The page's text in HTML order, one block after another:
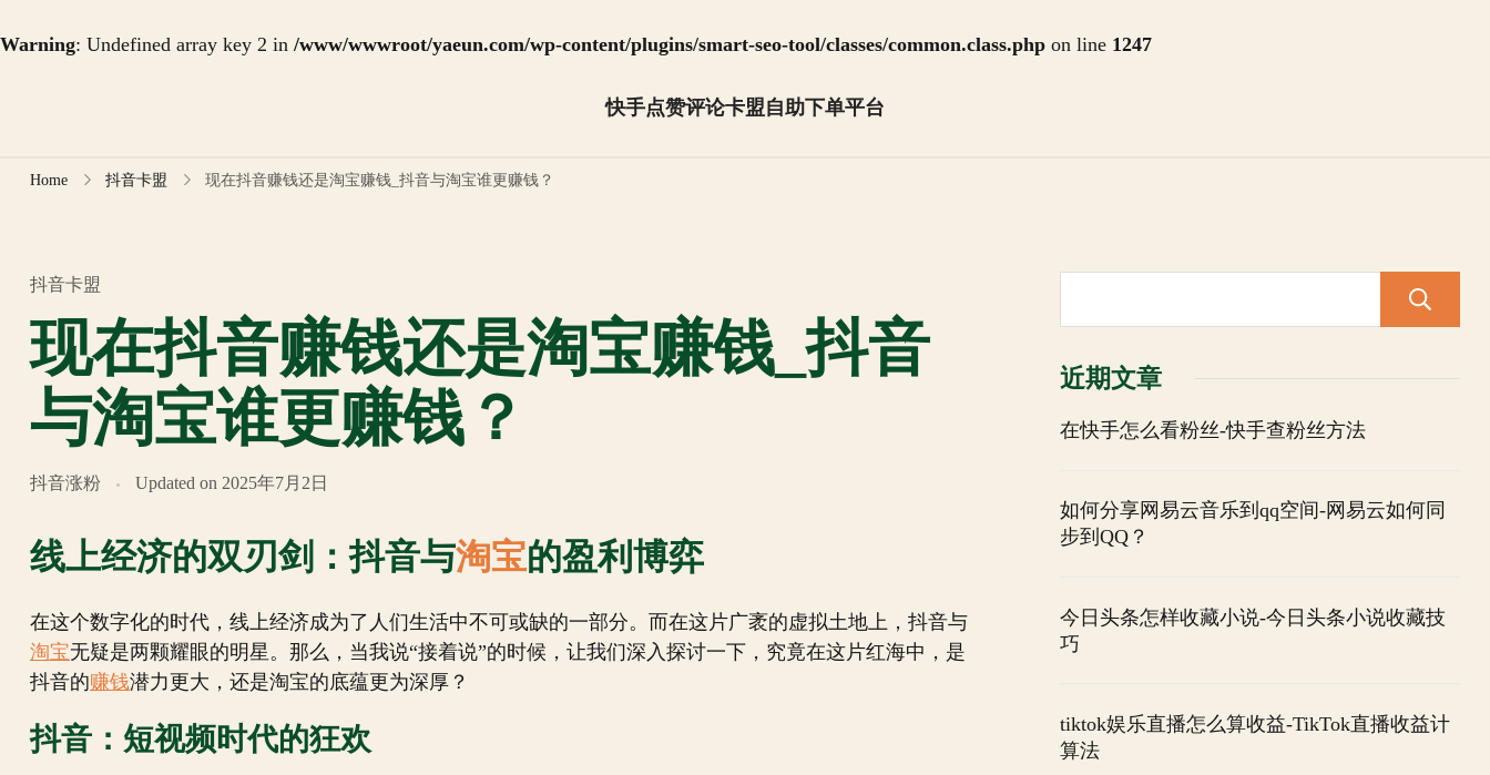
Warning: Undefined array key 2 in /www/wwwroot/yaeun.com/wp-content/plugins/smart-seo-tool/classes/common.class.php on line 1247
快手点赞评论卡盟自助下单平台
Home 抖音卡盟 现在抖音赚钱还是淘宝赚钱_抖音与淘宝谁更赚钱？
抖音卡盟
现在抖音赚钱还是淘宝赚钱_抖音
与淘宝谁更赚钱？
抖音涨粉 Updated on 2025年7月2日
线上经济的双刃剑：抖音与淘宝的盈利博弈
在这个数字化的时代，线上经济成为了人们生活中不可或缺的一部分。而在这片广袤的虚拟土地上，抖音与
淘宝无疑是两颗耀眼的明星。那么，当我说“接着说”的时候，让我们深入探讨一下，究竟在这片红海中，是
抖音的赚钱潜力更大，还是淘宝的底蕴更为深厚？
抖音：短视频时代的狂欢
近期文章
在快手怎么看粉丝-快手查粉丝方法
如何分享网易云音乐到qq空间-网易云如何同
步到QQ？
今日头条怎样收藏小说-今日头条小说收藏技
巧
tiktok娱乐直播怎么算收益-TikTok直播收益计
算法